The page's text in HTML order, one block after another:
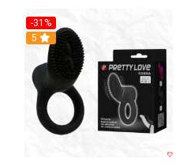
-31%
5